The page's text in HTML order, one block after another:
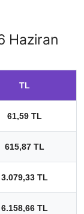
Haziran
TL
61,59 TL
615,87 TL
3.079,33 TL
6.158,66 TL